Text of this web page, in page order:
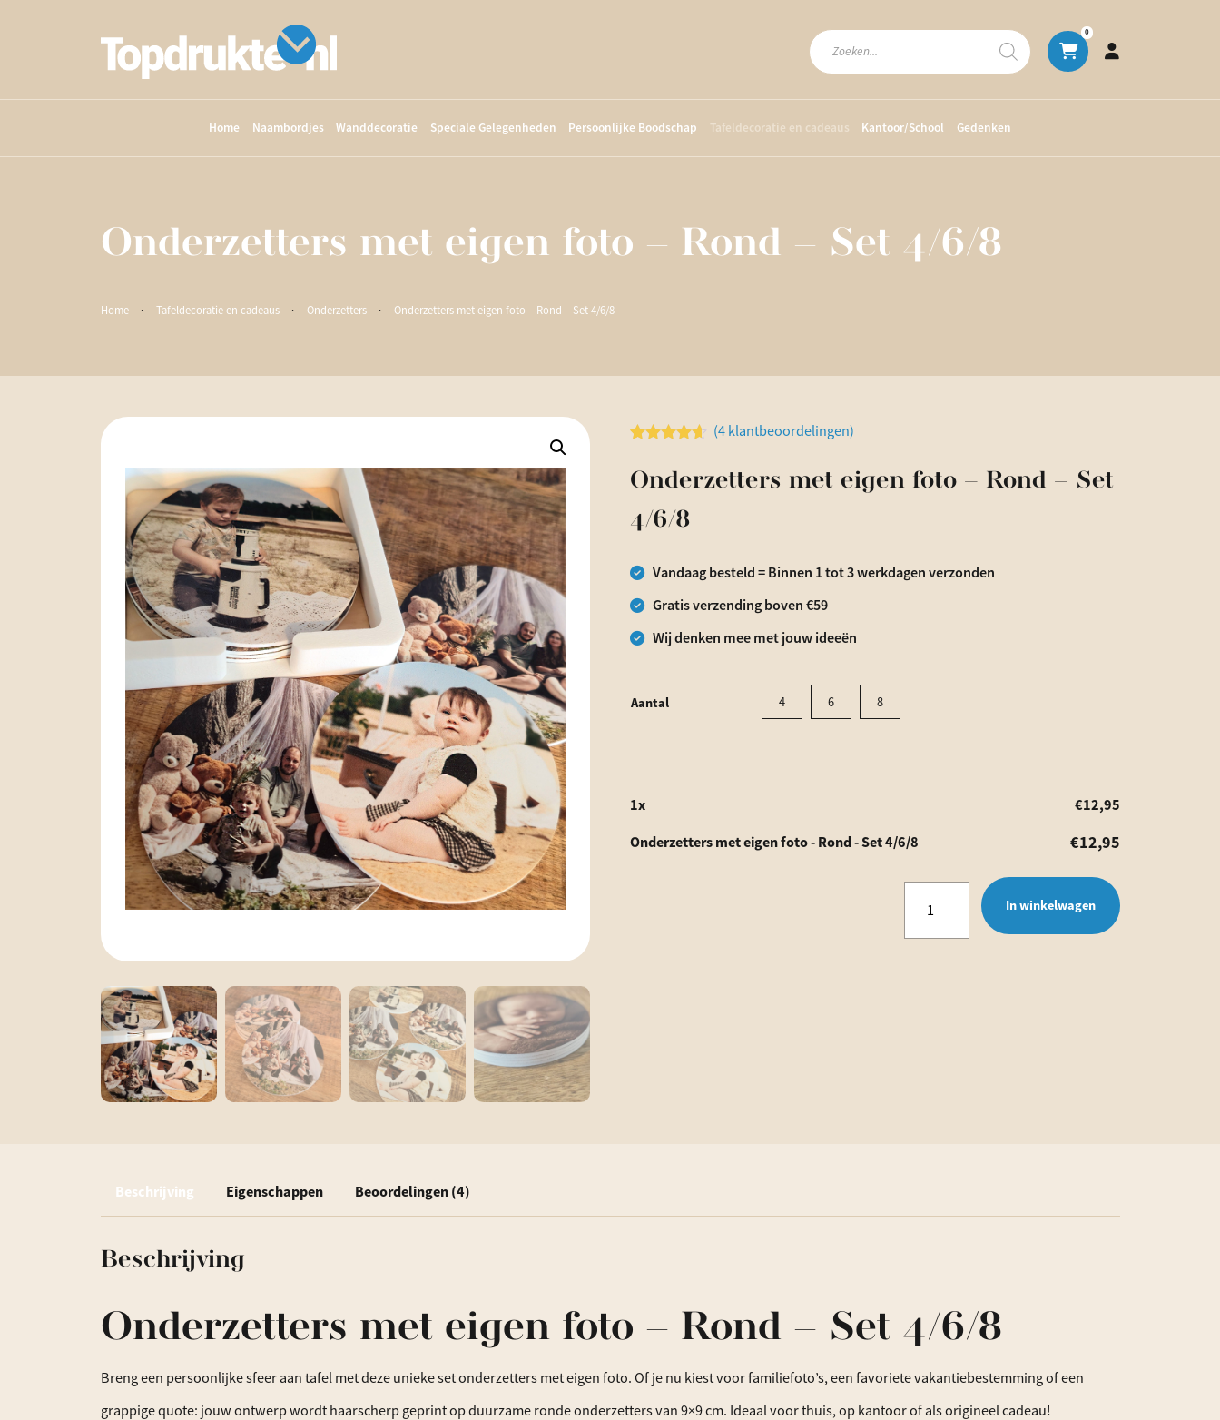
Producten
zoeken
0
Home Naambordjes Wanddecoratie Speciale Gelegenheden Persoonlijke Boodschap Tafeldecoratie en cadeaus Kantoor/School Gedenken
Onderzetters met eigen foto – Rond – Set 4/6/8
Home · Tafeldecoratie en cadeaus · Onderzetters · Onderzetters met eigen foto – Rond – Set 4/6/8
4.50
op 5
gebaseerd
klantbeoordelingen
(4klantbeoordelingen)
Onderzetters met eigen foto – Rond – Set
4/6/8
Aantal 4 6 8
1x €12,95
Onderzetters met eigen foto - Rond - Set 4/6/8
€12,95
In winkelwagen
Vandaag besteld = Binnen 1 tot 3 werkdagen verzonden
Gratis verzending boven €59
Wij denken mee met jouw ideeën
Beschrijving Eigenschappen Beoordelingen (4)
Beschrijving
Onderzetters met eigen foto – Rond – Set 4/6/8
Breng een persoonlijke sfeer aan tafel met deze unieke set onderzetters met eigen foto. Of je nu kiest voor familiefoto’s, een favoriete vakantiebestemming of een
grappige quote: jouw ontwerp wordt haarscherp geprint op duurzame ronde onderzetters van 9×9 cm. Ideaal voor thuis, op kantoor of als origineel cadeau!